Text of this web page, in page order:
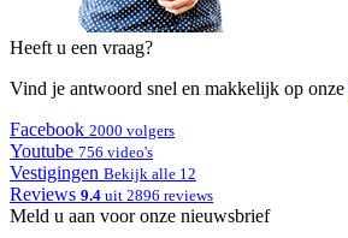
Heeft u een vraag?
Vind je antwoord snel en makkelijk op onze
Facebook 2000 volgers
Youtube 756 video's
Vestigingen Bekijk alle 12
Reviews 9.4 uit 2896 reviews
Meld u aan voor onze nieuwsbrief